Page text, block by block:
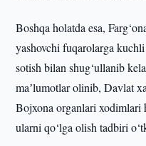
Boshqa holatda esa,
yashovchi fuqarolarga
sotish bilan shug‘ullanib
maʼlumotlar olinib, Davlat
Bojxona organlari xodimlari
ularni qo‘lga olish tadbiri